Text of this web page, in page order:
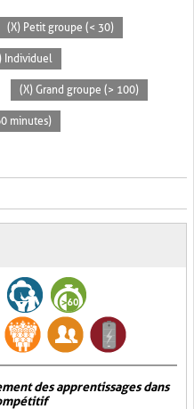
(X) Petit groupe (< 30)
Individuel
(X) Grand groupe (> 100)
minutes)
des apprentissages dans